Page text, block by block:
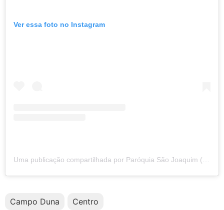
Ver essa foto no Instagram
Uma publicação compartilhada por Paróquia São Joaquim (@psaojoaquimgrp)
Campo Duna Centro